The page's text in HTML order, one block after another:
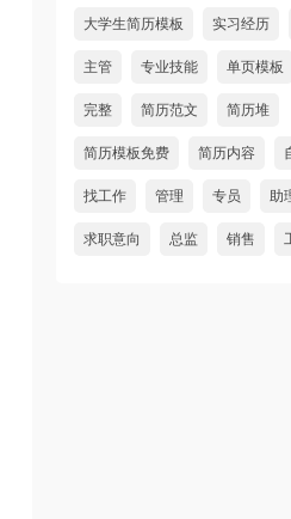
大学生简历模板 实习经历
主管 专业技能 单页模板
完整 简历范文 简历堆
简历模板免费 简历内容
找工作 管理 专员 助
求职意向 总监 销售